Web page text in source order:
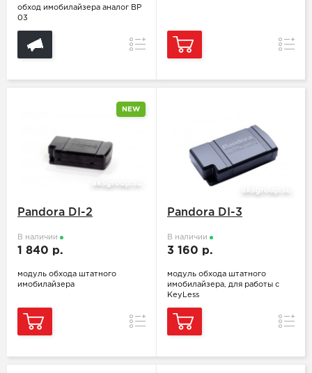
обход имобилайзера аналог BP
03
Сравнение
NEW
Pandora DI-2
В наличии
1 840 р.
модуль обхода штатного
имобилайзера
Сравнение
Pandora DI-3
В наличии
3 160 р.
модуль обхода штатного
имобилайзера, для работы с
KeyLess